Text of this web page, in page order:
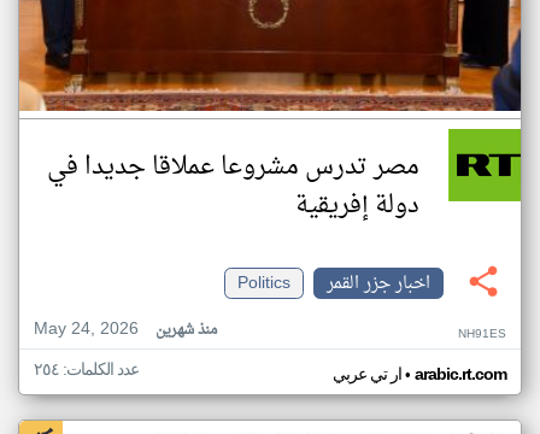
مصر تدرس مشروعا عملاقا جديدا في
دولة إفريقية
اخبار جزر القمر
Politics
May 24, 2026
منذ شهرين NH91ES
ار تي عربي• arabic.rt.com عدد الكلمات: ٢٥٤